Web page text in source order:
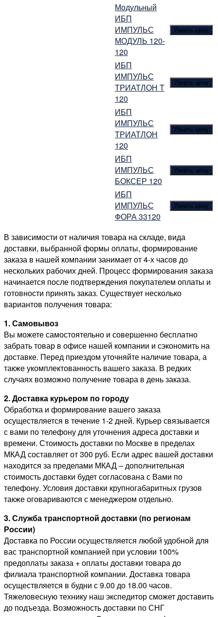
Модульный
ИБП
ИМПУЛЬС
МОДУЛЬ 120-
120
Узнать цену
ИБП
ИМПУЛЬС
ТРИАТЛОН Т
120
Узнать цену
ИБП
ИМПУЛЬС
ТРИАТЛОН
120
Узнать цену
ИБП
ИМПУЛЬС
БОКСЕР 120
Узнать цену
ИБП
ИМПУЛЬС
ФОРА 33120
Узнать цену
В зависимости от наличия товара на складе, вида
доставки, выбранной формы оплаты, формирование
заказа в нашей компании занимает от 4-х часов до
нескольких рабочих дней. Процесс формирования заказа
начинается после подтверждения покупателем оплаты и
готовности принять заказ. Существует несколько
вариантов получения товара:
1. Самовывоз
Вы можете самостоятельно и совершенно бесплатно
забрать товар в офисе нашей компании и сэкономить на
доставке. Перед приездом уточняйте наличие товара, а
также укомплектованность вашего заказа. В редких
случаях возможно получение товара в день заказа.
2. Доставка курьером по городу
Обработка и формирование вашего заказа
осуществляется в течение 1-2 дней. Курьер связывается
с вами по телефону для уточнения адреса доставки и
времени. Стоимость доставки по Москве в пределах
МКАД составляет от 300 руб. Если адрес вашей доставки
находится за пределами МКАД – дополнительная
стоимость доставки будет согласована с Вами по
телефону. Условия доставки крупногабаритных грузов
также оговариваются с менеджером отдельно.
3. Служба транспортной доставки (по регионам
России)
Доставка по России осуществляется любой удобной для
вас транспортной компанией при условии 100%
предоплаты заказа + оплаты доставки товара до
филиала транспортной компании. Доставка товара
осуществляется в будни с 9.00 до 18.00 часов.
Тяжеловесную технику наш экспедитор сможет доставить
до подъезда. Возможность доставки по СНГ